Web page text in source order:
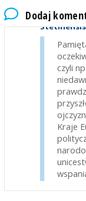
Dodaj
Stetinensis
czyli
Kraje